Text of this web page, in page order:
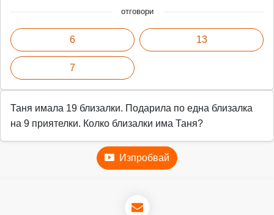
отговори
6
7
13
Таня имала 19 близалки. Подарила по една близалка
на 9 приятелки. Колко близалки има Таня?
Изпробвай